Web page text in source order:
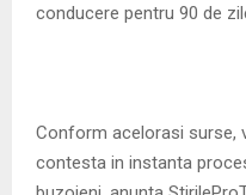
conducere pentru 90 de
Conform acelorasi surse,
contesta in instanta